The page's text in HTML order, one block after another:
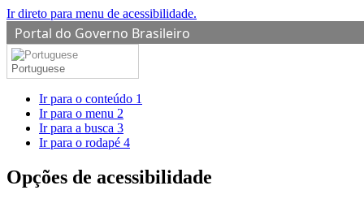
Ir direto para menu de acessibilidade.
Portal do Governo Brasileiro
Portuguese
Ir para o conteúdo 1
Ir para o menu 2
Ir para a busca 3
Ir para o rodapé 4
Opções de acessibilidade